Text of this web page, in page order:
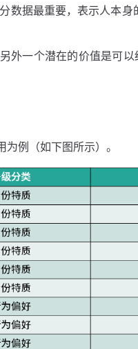
数据最重要，表示人本身
外一个潜在的价值是可
例（如下图所示）。